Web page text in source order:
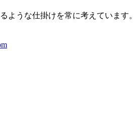
ような仕掛けを常に考えています。